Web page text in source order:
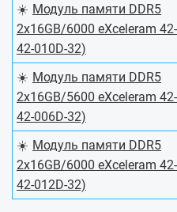
☀️ Модуль памяти DDR5
2х16GB/6000 eXceleram
42-010D-32)
☀️ Модуль памяти DDR5
2х16GB/5600 eXceleram
42-006D-32)
☀️ Модуль памяти DDR5
2х16GB/6000 eXceleram
42-012D-32)